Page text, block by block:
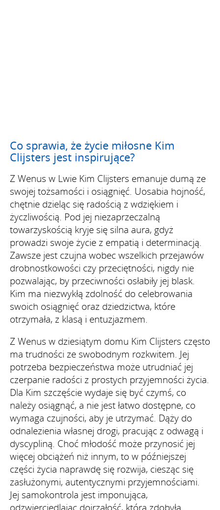
Co sprawia, że życie miłosne Kim
Clijsters jest inspirujące?
Z Wenus w Lwie Kim Clijsters emanuje dumą ze
swojej tożsamości i osiągnięć. Uosabia hojność,
chętnie dzieląc się radością z wdziękiem i
życzliwością. Pod jej niezaprzeczalną
towarzyskością kryje się silna aura, gdyż
prowadzi swoje życie z empatią i determinacją.
Zawsze jest czujna wobec wszelkich przejawów
drobnostkowości czy przeciętności, nigdy nie
pozwalając, by przeciwności osłabiły jej blask.
Kim ma niezwykłą zdolność do celebrowania
swoich osiągnięć oraz dziedzictwa, które
otrzymała, z klasą i entuzjazmem.
Z Wenus w dziesiątym domu Kim Clijsters często
ma trudności ze swobodnym rozkwitem. Jej
potrzeba bezpieczeństwa może utrudniać jej
czerpanie radości z prostych przyjemności życia.
Dla Kim szczęście wydaje się być czymś, co
należy osiągnąć, a nie jest łatwo dostępne, co
wymaga czujności, aby je utrzymać. Dąży do
odnalezienia własnej drogi, pracując z odwagą i
dyscypliną. Choć młodość może przynosić jej
więcej obciążeń niż innym, to w późniejszej
części życia naprawdę się rozwija, ciesząc się
zasłużonymi, autentycznymi przyjemnościami.
Jej samokontrola jest imponująca,
odzwierciedlając dojrzałość, którą zdobyła.